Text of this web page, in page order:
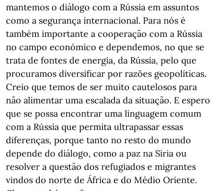
mantemos o diálogo com a Rússia em assuntos
como a segurança internacional. Para nós é
também importante a cooperação com a Rússia
no campo económico e dependemos, no que se
trata de fontes de energia, da Rússia, pelo que
procuramos diversificar por razões geopolíticas.
Creio que temos de ser muito cautelosos para
não alimentar uma escalada da situação. E espero
que se possa encontrar uma linguagem comum
com a Rússia que permita ultrapassar essas
diferenças, porque tanto no resto do mundo
depende do diálogo, como a paz na Síria ou
resolver a questão dos refugiados e migrantes
vindos do norte de África e do Médio Oriente.